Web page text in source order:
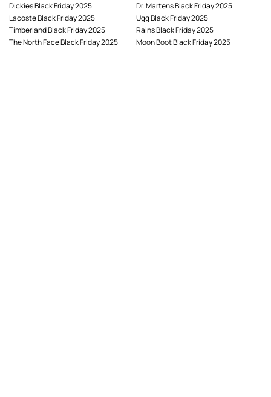
Dickies Black Friday 2025
Dr. Martens Black Friday 2025
Lacoste Black Friday 2025
Ugg Black Friday 2025
Timberland Black Friday 2025
Rains Black Friday 2025
The North Face Black Friday 2025
Moon Boot Black Friday 2025